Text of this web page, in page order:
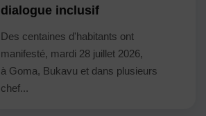
dialogue inclusif
Des centaines d'habitants ont
manifesté, mardi 28 juillet 2026,
à Goma, Bukavu et dans plusieurs
chef...